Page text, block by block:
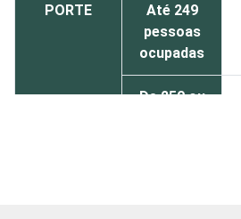
PORTE
Até 249
pessoas
ocupadas
De 250 ou